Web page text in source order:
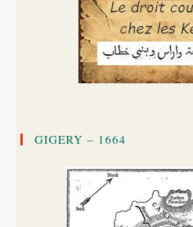
GIGERY – 1664